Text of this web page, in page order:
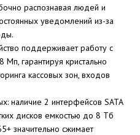
распознавая людей и
уведомлений из-за
поддерживает работу с
гарантируя кристально
кассовых зон, входов
наличие 2 интерфейсов SATA
дисков емкостью до 8 Тб
значительно сжимает